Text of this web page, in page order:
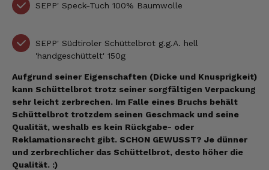
SEPP' Speck-Tuch 100% Baumwolle
SEPP' Südtiroler Schüttelbrot g.g.A. hell
'handgeschüttelt' 150g
Aufgrund seiner Eigenschaften (Dicke und Knusprigkeit)
kann Schüttelbrot trotz seiner sorgfältigen Verpackung
sehr leicht zerbrechen. Im Falle eines Bruchs behält
Schüttelbrot trotzdem seinen Geschmack und seine
Qualität, weshalb es kein Rückgabe- oder
Reklamationsrecht gibt. SCHON GEWUSST? Je dünner
und zerbrechlicher das Schüttelbrot, desto höher die
Qualität. :)